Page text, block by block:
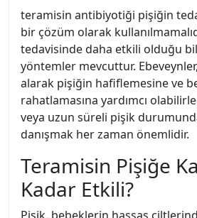
teramisin antibiyotiği pişiğin
bir çözüm olarak
tedavisinde daha etkili olduğu
yöntemler mevcuttur.
alarak pişiğin hafiflemesine ve
rahatlamasına yardımcı
veya uzun süreli pişik
danışmak her zaman önemlidir.
Teramisin Pişiğe
Kadar Etkili?